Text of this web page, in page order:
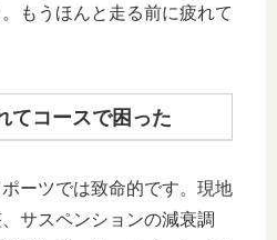
もうほんと走る前に疲れて
コースで困った
ーツでは致命的です。現地
サスペンションの減衰調